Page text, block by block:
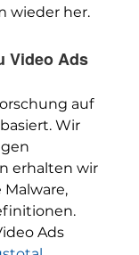
wieder her.
Video Ads
auf
Wir
erhalten wir
Ads